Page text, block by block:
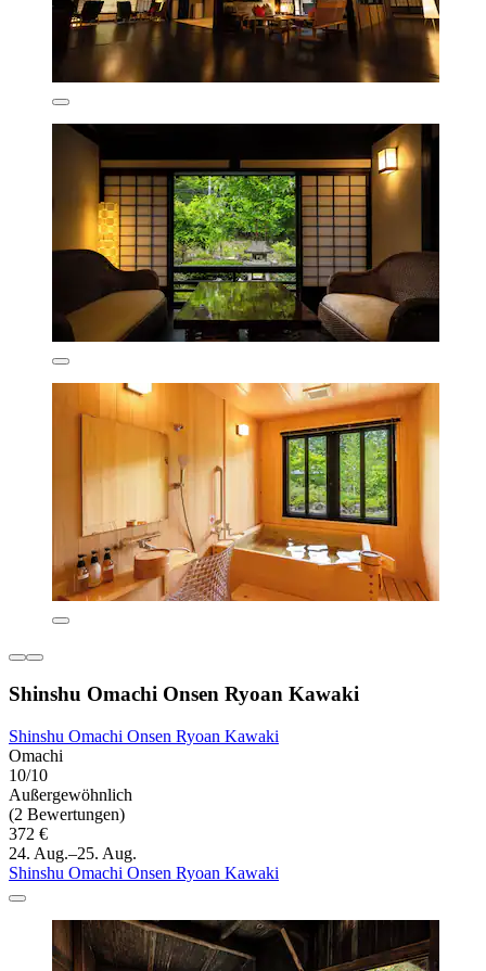
Shinshu Omachi Onsen Ryoan Kawaki
Shinshu Omachi Onsen Ryoan Kawaki
Omachi
10/10
Außergewöhnlich
(2 Bewertungen)
372 €
24. Aug.–25. Aug.
Shinshu Omachi Onsen Ryoan Kawaki